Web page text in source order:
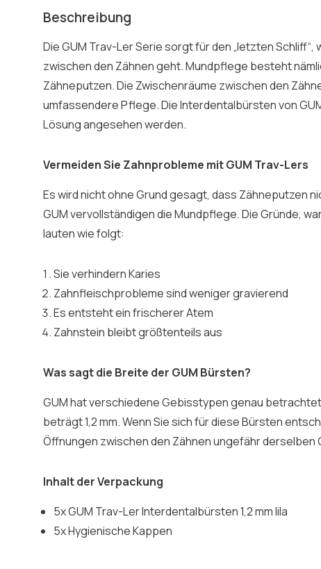
Beschreibung
Die GUM Trav-Ler Serie sorgt für den „letzten Schliff“,
zwischen den Zähnen geht. Mundpflege besteht
Zähneputzen. Die Zwischenräume zwischen den
umfassendere Pflege. Die Interdentalbürsten von
Lösung angesehen werden.
Vermeiden Sie Zahnprobleme mit GUM Trav-Lers
Es wird nicht ohne Grund gesagt, dass Zähneputzen
GUM vervollständigen die Mundpflege. Die Gründe,
lauten wie folgt:
Sie verhindern Karies
Zahnfleischprobleme sind weniger gravierend
Es entsteht ein frischerer Atem
Zahnstein bleibt größtenteils aus
Was sagt die Breite der GUM Bürsten?
GUM hat verschiedene Gebisstypen genau
beträgt 1,2 mm. Wenn Sie sich für diese Bürsten
Öffnungen zwischen den Zähnen ungefähr derselben
Inhalt der Verpackung
5x GUM Trav-Ler Interdentalbürsten 1,2 mm lila
5x Hygienische Kappen